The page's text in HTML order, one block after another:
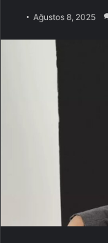
Ağustos 8, 2025